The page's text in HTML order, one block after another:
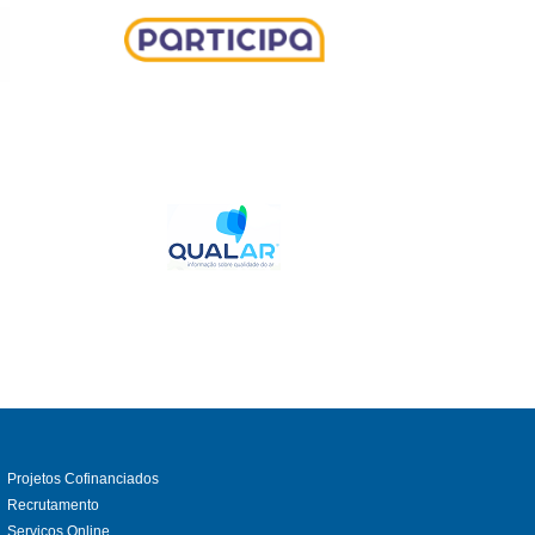
Projetos Cofinanciados
Recrutamento
Serviços Online